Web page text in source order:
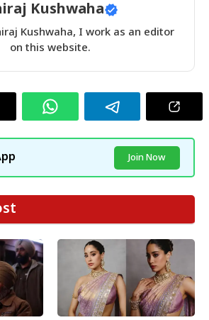
Kushwaha
Kushwaha, I work as an editor
on this website.
Join Now